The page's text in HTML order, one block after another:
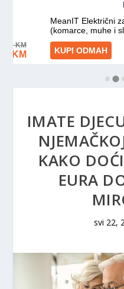
IMATE
KAKO
EURA
svi 22,